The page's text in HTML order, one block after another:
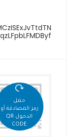
حمل
رمز المصادقة أو
الدخول QR
CODE